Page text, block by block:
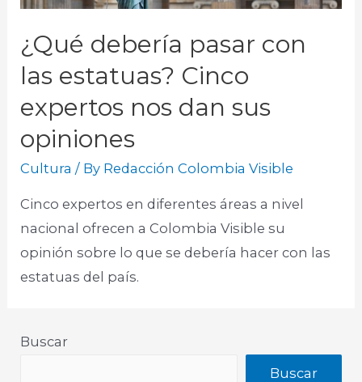
¿Qué debería pasar con
las estatuas? Cinco
expertos nos dan sus
opiniones
Cultura / By Redacción Colombia Visible
Cinco expertos en diferentes áreas a nivel
nacional ofrecen a Colombia Visible su
opinión sobre lo que se debería hacer con las
estatuas del país.​
Buscar
Buscar